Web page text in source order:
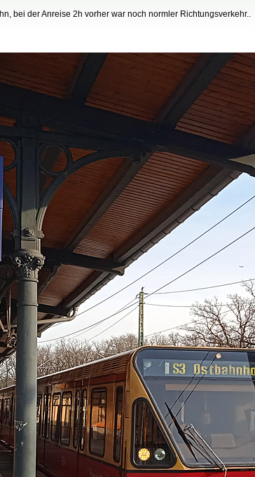
bei der Anreise 2h vorher war noch normler Richtungsverkehr..